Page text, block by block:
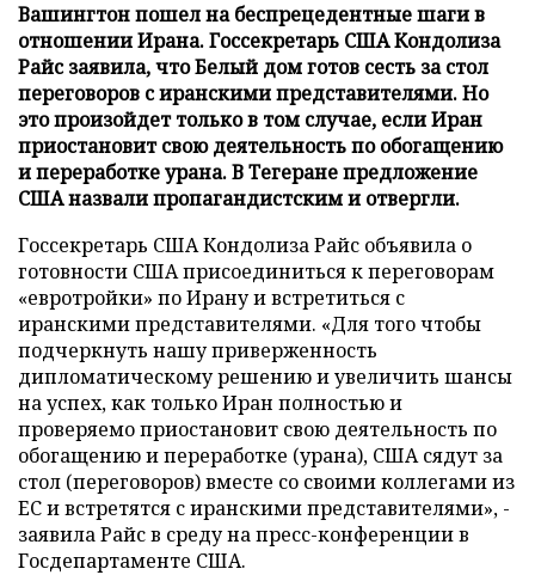
Вашингтон пошел на беспрецедентные шаги в
отношении Ирана. Госсекретарь США Кондолиза
Райс заявила, что Белый дом готов сесть за стол
переговоров с иранскими представителями. Но
это произойдет только в том случае, если Иран
приостановит свою деятельность по обогащению
и переработке урана. В Тегеране предложение
США назвали пропагандистским и отвергли.
Госсекретарь США Кондолиза Райс объявила о
готовности США присоединиться к переговорам
«евротройки» по Ирану и встретиться с
иранскими представителями. «Для того чтобы
подчеркнуть нашу приверженность
дипломатическому решению и увеличить шансы
на успех, как только Иран полностью и
проверяемо приостановит свою деятельность по
обогащению и переработке (урана), США сядут за
стол (переговоров) вместе со своими коллегами из
ЕС и встретятся с иранскими представителями», -
заявила Райс в среду на пресс-конференции в
Госдепартаменте США.